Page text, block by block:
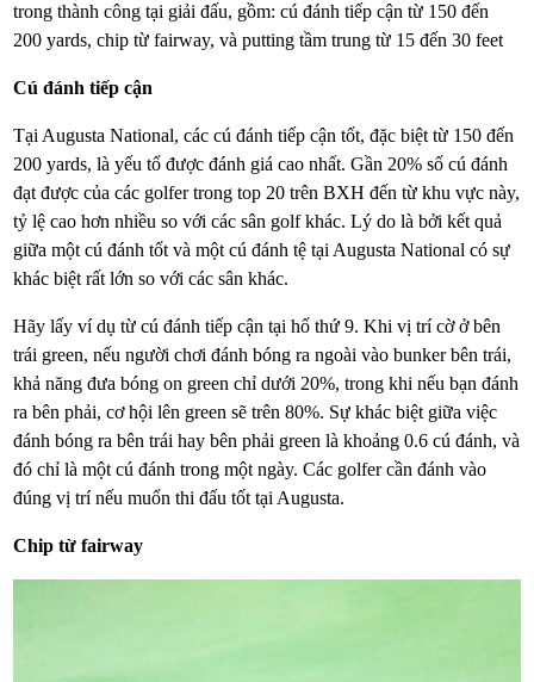
trong thành công tại giải đấu, gồm: cú đánh tiếp cận từ 150 đến
200 yards, chip từ fairway, và putting tầm trung từ 15 đến 30 feet
Cú đánh tiếp cận
Tại Augusta National, các cú đánh tiếp cận tốt, đặc biệt từ 150 đến
200 yards, là yếu tố được đánh giá cao nhất. Gần 20% số cú đánh
đạt được của các golfer trong top 20 trên BXH đến từ khu vực này,
tỷ lệ cao hơn nhiều so với các sân golf khác. Lý do là bởi kết quả
giữa một cú đánh tốt và một cú đánh tệ tại Augusta National có sự
khác biệt rất lớn so với các sân khác.
Hãy lấy ví dụ từ cú đánh tiếp cận tại hố thứ 9. Khi vị trí cờ ở bên
trái green, nếu người chơi đánh bóng ra ngoài vào bunker bên trái,
khả năng đưa bóng on green chỉ dưới 20%, trong khi nếu bạn đánh
ra bên phải, cơ hội lên green sẽ trên 80%. Sự khác biệt giữa việc
đánh bóng ra bên trái hay bên phải green là khoảng 0.6 cú đánh, và
đó chỉ là một cú đánh trong một ngày. Các golfer cần đánh vào
đúng vị trí nếu muốn thi đấu tốt tại Augusta.
Chip từ fairway